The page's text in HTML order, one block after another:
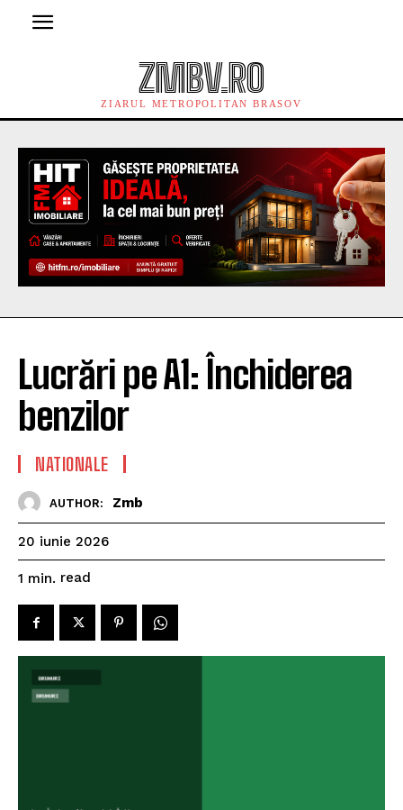
ZMBV.RO
ZIARUL METROPOLITAN BRASOV
Lucrări pe A1: Închiderea
benzilor
NATIONALE
AUTHOR: Zmb
20 iunie 2026
1 min. read